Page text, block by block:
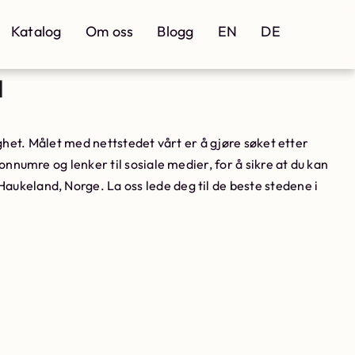
Katalog Om oss Blogg EN DE
Målet med nettstedet vårt er å gjøre søket etter
og lenker til sosiale medier, for å sikre at du kan
Norge. La oss lede deg til de beste stedene i